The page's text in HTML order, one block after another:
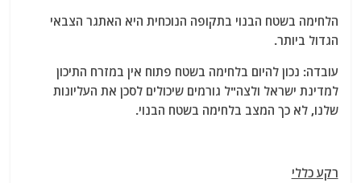
at
s
A
p
e
g
ra
m
ai
l
itt
er
c
e
b
o
הלחימה בשטח הבנוי בתקופה הנוכחית היא האתגר הצבאי
הגדול ביותר.
עובדה: נכון להיום בלחימה בשטח פתוח אין במזרח התיכון
למדינת ישראל ולצה"ל גורמים שיכולים לסכן את העליונות
שלנו, לא כך המצב בלחימה בשטח הבנוי.
רקע כללי